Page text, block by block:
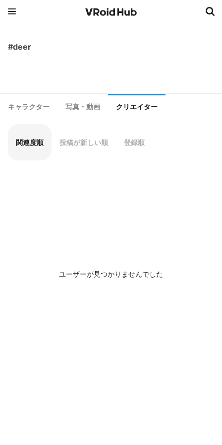
#deer
キャラクター 写真・動画 クリエイター
関連度順 投稿が新しい順 登録順
ユーザーが見つかりませんでした